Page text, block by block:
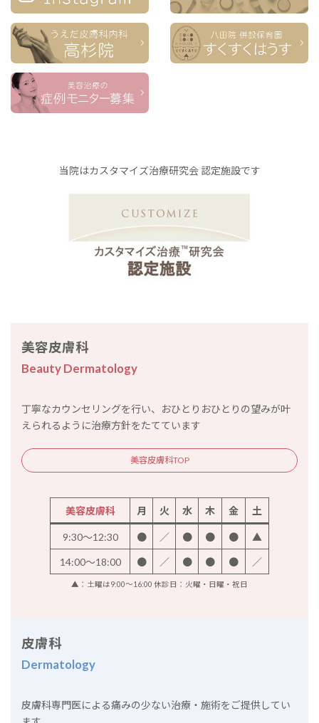
当院はカスタマイズ治療研究会 認定施設です
美容皮膚科
Beauty Dermatology
丁寧なカウンセリングを行い、おひとりおひとりの望みが叶
えられるように治療方針をたてています
美容皮膚科TOP
美容皮膚科 月 火 水 木 金 土
9:30～12:30 ● ／ ● ● ● ▲
14:00～18:00 ● ／ ● ● ● ／
▲：土曜は9:00～16:00 休診日：火曜・日曜・祝日
皮膚科
Dermatology
皮膚科専門医による痛みの少ない治療・施術をご提供してい